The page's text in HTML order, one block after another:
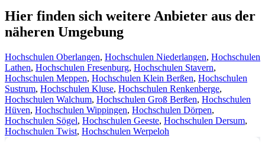
Hier finden sich weitere Anbieter aus der
näheren Umgebung
Hochschulen Oberlangen, Hochschulen Niederlangen, Hochschulen
Lathen, Hochschulen Fresenburg, Hochschulen Stavern,
Hochschulen Meppen, Hochschulen Klein Berßen, Hochschulen
Sustrum, Hochschulen Kluse, Hochschulen Renkenberge,
Hochschulen Walchum, Hochschulen Groß Berßen, Hochschulen
Hüven, Hochschulen Wippingen, Hochschulen Dörpen,
Hochschulen Sögel, Hochschulen Geeste, Hochschulen Dersum,
Hochschulen Twist, Hochschulen Werpeloh